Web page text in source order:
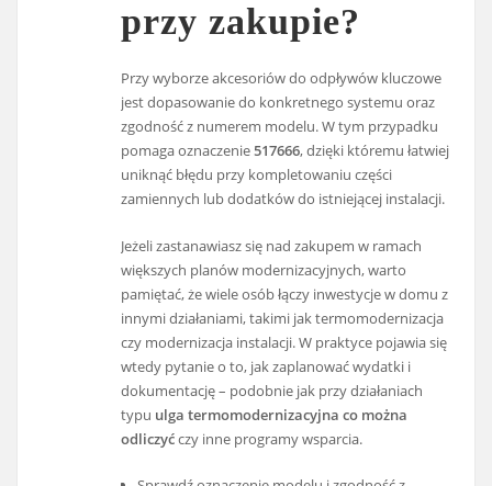
przy zakupie?
Przy wyborze akcesoriów do odpływów kluczowe
jest dopasowanie do konkretnego systemu oraz
zgodność z numerem modelu. W tym przypadku
pomaga oznaczenie517666, dzięki któremu łatwiej
uniknąć błędu przy kompletowaniu części
zamiennych lub dodatków do istniejącej instalacji.
Jeżeli zastanawiasz się nad zakupem w ramach
większych planów modernizacyjnych, warto
pamiętać, że wiele osób łączy inwestycje w domu z
innymi działaniami, takimi jak termomodernizacja
czy modernizacja instalacji. W praktyce pojawia się
wtedy pytanie o to, jak zaplanować wydatki i
dokumentację – podobnie jak przy działaniach
typu ulga termomodernizacyjna co można
odliczyćczy inne programy wsparcia.